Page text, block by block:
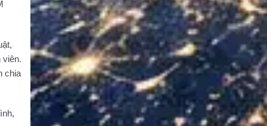
viên.
chia